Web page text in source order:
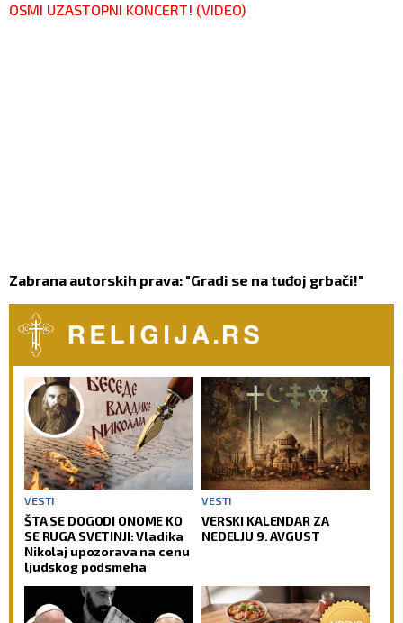
OSMI UZASTOPNI KONCERT! (VIDEO)
Zabrana autorskih prava: "Gradi se na tuđoj grbači!"
VESTI
ŠTA SE DOGODI ONOME KO
SE RUGA SVETINJI: Vladika
Nikolaj upozorava na cenu
ljudskog podsmeha
VESTI
VERSKI KALENDAR ZA
NEDELJU 9. AVGUST